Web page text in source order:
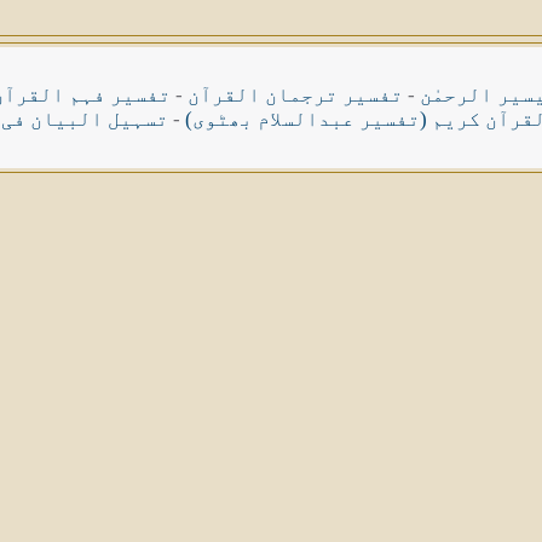
الرحمٰن - تفسیر ترجمان القرآن - تفسیر فہم
کریم (تفسیر عبدالسلام بھٹوی) - تسہیل البیان